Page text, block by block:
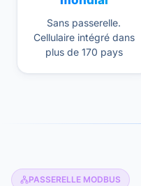
Sans passerelle.
Cellulaire intégré dans
plus de 170 pays
PASSERELLE MODBUS